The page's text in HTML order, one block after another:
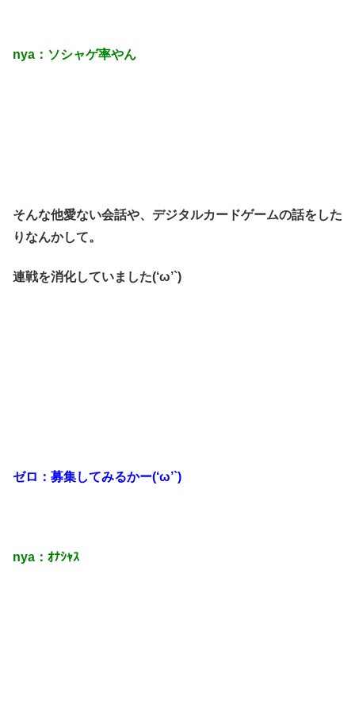
nya：ソシャゲ率やん
そんな他愛ない会話や、デジタルカードゲームの話をした
りなんかして。
連戦を消化していました(‘ω’`)
ゼロ：募集してみるかー(‘ω’`)
nya：ｵﾅｼｬｽ